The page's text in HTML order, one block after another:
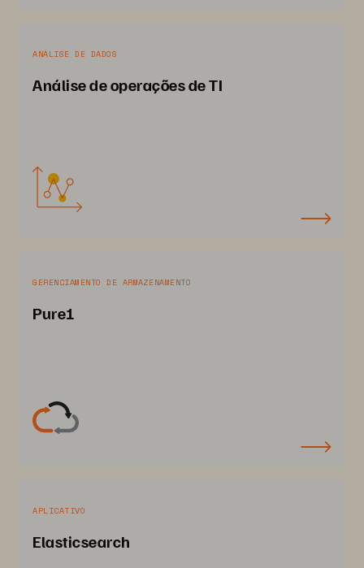
ANÁLISE DE DADOS
Análise de operações de TI
GERENCIAMENTO DE ARMAZENAMENTO
Pure1
APLICATIVO
Elasticsearch